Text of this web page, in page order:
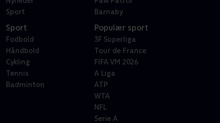
Sport
Barnaby
Sport
Fodbold
Håndbold
Cykling
Tennis
Badminton
Populær sport
3F Superliga
Tour de France
FIFA VM 2026
A Liga
ATP
WTA
NFL
Serie A